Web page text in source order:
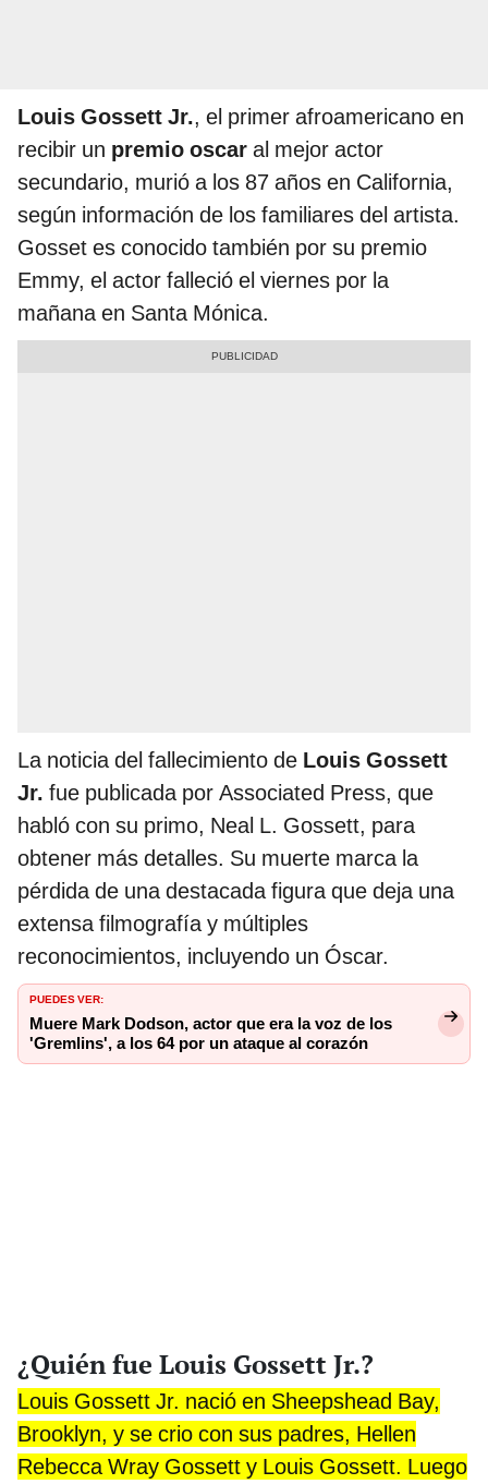
Louis Gossett Jr., el primer afroamericano en
recibir un premio oscar al mejor actor
secundario, murió a los 87 años en California,
según información de los familiares del artista.
Gosset es conocido también por su premio
Emmy, el actor falleció el viernes por la
mañana en Santa Mónica.
La noticia del fallecimiento de Louis Gossett
Jr. fue publicada por Associated Press, que
habló con su primo, Neal L. Gossett, para
obtener más detalles. Su muerte marca la
pérdida de una destacada figura que deja una
extensa filmografía y múltiples
reconocimientos, incluyendo un Óscar.
PUEDES VER:
Muere Mark Dodson, actor que era la voz de los
'Gremlins', a los 64 por un ataque al corazón
¿Quién fue Louis Gossett Jr.?
Louis Gossett Jr. nació en Sheepshead Bay,
Brooklyn, y se crio con sus padres, Hellen
Rebecca Wray Gossett y Louis Gossett. Luego